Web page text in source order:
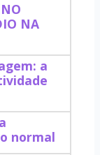
NA
a
normal